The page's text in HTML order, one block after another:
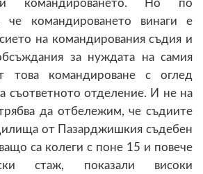
командироването. Но по
че командироването винаги е
на командирования съдия и
за нуждата на самия
това командироване с оглед
съответното отделение. И не на
да отбележим, че съдиите
от Пазарджишкия съдебен
са колеги с поне 15 и повече
стаж, показали високи